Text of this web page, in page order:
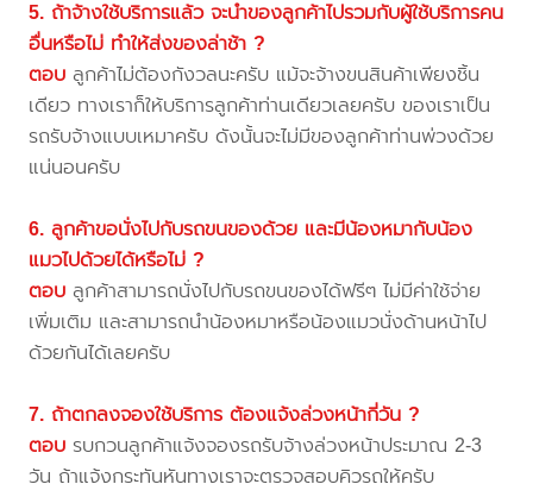
5. ถ้าจ้างใช้บริการแล้ว จะนำของลูกค้าไปรวมกับผู้ใช้บริการคน
อื่นหรือไม่ ทำให้ส่งของล่าช้า ?
ตอบ ลูกค้าไม่ต้องกังวลนะครับ แม้จะจ้างขนสินค้าเพียงชิ้น
เดียว ทางเราก็ให้บริการลูกค้าท่านเดียวเลยครับ ของเราเป็น
รถรับจ้างแบบเหมาครับ ดังนั้นจะไม่มีของลูกค้าท่านพ่วงด้วย
แน่นอนครับ
6. ลูกค้าขอนั่งไปกับรถขนของด้วย และมีน้องหมากับน้อง
แมวไปด้วยได้หรือไม่ ?
ตอบ ลูกค้าสามารถนั่งไปกับรถขนของได้ฟรีๆ ไม่มีค่าใช้จ่าย
เพิ่มเติม และสามารถนำน้องหมาหรือน้องแมวนั่งด้านหน้าไป
ด้วยกันได้เลยครับ
7. ถ้าตกลงจองใช้บริการ ต้องแจ้งล่วงหน้ากี่วัน ?
ตอบ รบกวนลูกค้าแจ้งจองรถรับจ้างล่วงหน้าประมาณ 2-3
วัน ถ้าแจ้งกระทันหันทางเราจะตรวจสอบคิวรถให้ครับ